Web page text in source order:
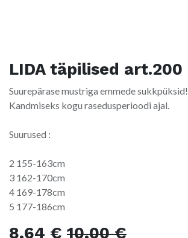
LIDA täpilised art.200
Suurepärase mustriga emmede sukkpüksid!
Kandmiseks kogu rasedusperioodi ajal.
Suurused :
2 155-163cm
3 162-170cm
4 169-178cm
5 177-186cm
8,64 € 10,00€